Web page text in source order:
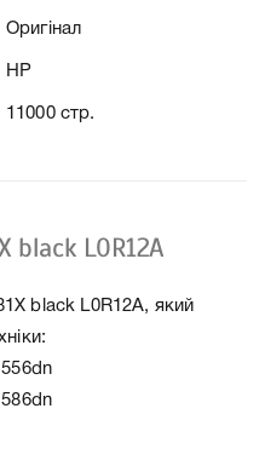
Оригінал
HP
11000 стр.
black L0R12A
black L0R12A, який